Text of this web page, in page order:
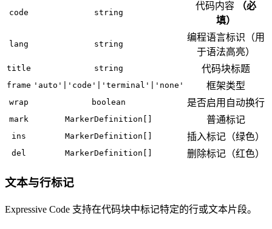
code string
代码内容
（必
填）
lang string
编程语言标识（用
于语法高亮）
title string 代码块标题
frame 'auto'|'code'|'terminal'|'none' 框架类型
wrap boolean 是否启用自动换行
mark MarkerDefinition[] 普通标记
ins MarkerDefinition[] 插入标记（绿色）
del MarkerDefinition[] 删除标记（红色）
文本与行标记
Expressive Code 支持在代码块中标记特定的行或文本片段。